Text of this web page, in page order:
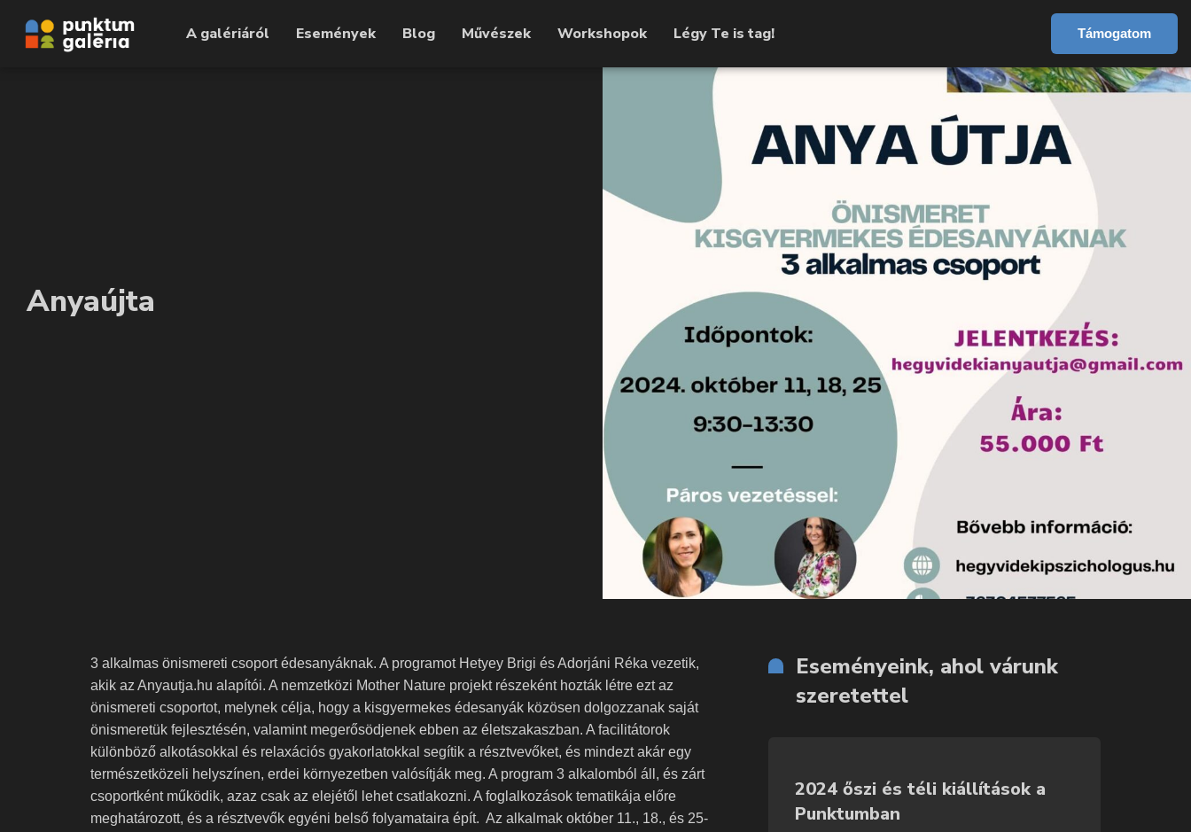
A galériáról Események Blog Művészek Workshopok Légy Te is tag! Támogatom
Anyaújta
3 alkalmas önismereti csoport édesanyáknak. A programot Hetyey Brigi és Adorjáni Réka vezetik,
akik az Anyautja.hu alapítói. A nemzetközi Mother Nature projekt részeként hozták létre ezt az
önismereti csoportot, melynek célja, hogy a kisgyermekes édesanyák közösen dolgozzanak saját
önismeretük fejlesztésén, valamint megerősödjenek ebben az életszakaszban. A facilitátorok
különböző alkotásokkal és relaxációs gyakorlatokkal segítik a résztvevőket, és mindezt akár egy
természetközeli helyszínen, erdei környezetben valósítják meg. A program 3 alkalomból áll, és zárt
csoportként működik, azaz csak az elejétől lehet csatlakozni. A foglalkozások tematikája előre
meghatározott, és a résztvevők egyéni belső folyamataira épít. Az alkalmak október 11., 18., és 25-
Eseményeink, ahol várunk
szeretettel
2024 őszi és téli kiállítások a
Punktumban